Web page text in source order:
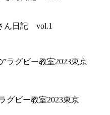
ん日記 vol.1
ラグビー教室2023東京